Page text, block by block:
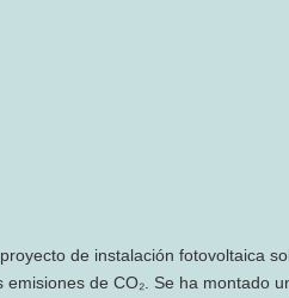
de instalación fotovoltaica
emisiones de CO₂. Se ha montado